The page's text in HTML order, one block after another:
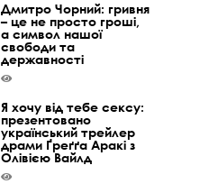
Дмитро Чорний: гривня
– це не просто гроші,
а символ нашої
свободи та
державності
Я хочу від тебе сексу:
презентовано
український трейлер
драми Ґреґґа Аракі з
Олівією Вайлд